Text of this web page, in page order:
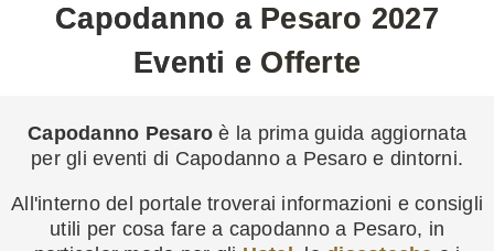
Capodanno a Pesaro 2027
Eventi e Offerte
Capodanno Pesaroè la prima guida aggiornata
per gli eventi di Capodanno a Pesaro e dintorni.
All'interno del portale troverai informazioni e consigli
utili per cosa fare a capodanno a Pesaro, in